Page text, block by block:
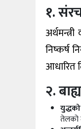
१.
निष्कर्ष
आधारित
२.
तेलको